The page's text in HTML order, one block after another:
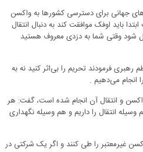
جهانی برای دسترسی کشورها به واکسن
ابتدا باید اوفک موافقت کند به دنبال انتقال
شود وقتی شما به دزدی معروف هستید
رهبری فرمودند تحریم را بی‌اثر کنید نه به
انجام می‌دهیم .
واکسن و انتقال آن انجام شده است، گفت: هر
انتقال را داریم و هم وسیله نگهداری
غیرمعتبر را طی کنند و اگر یک شرکتی در